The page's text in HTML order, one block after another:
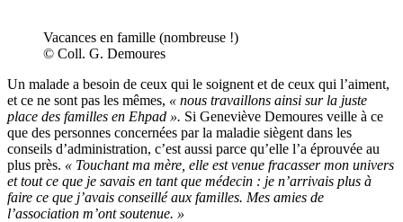
Vacances en famille (nombreuse !)
© Coll. G. Demoures
Un malade a besoin de ceux qui le soignent et de ceux qui l’aiment,
et ce ne sont pas les mêmes, « nous travaillons ainsi sur la juste
place des familles en Ehpad ». Si Geneviève Demoures veille à ce
que des personnes concernées par la maladie siègent dans les
conseils d’administration, c’est aussi parce qu’elle l’a éprouvée au
plus près. « Touchant ma mère, elle est venue fracasser mon univers
et tout ce que je savais en tant que médecin : je n’arrivais plus à
faire ce que j’avais conseillé aux familles. Mes amies de
l’association m’ont soutenue. »